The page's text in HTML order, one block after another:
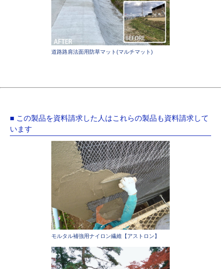
道路路肩法面用防草マット(マルチマット)
■ この製品を資料請求した人はこれらの製品も資料請求して
います
モルタル補強用ナイロン繊維【アストロン】